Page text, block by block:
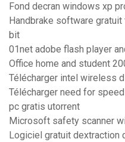
Fond decran windows xp
Handbrake software
bit
01net adobe flash player
Office home and student
Télécharger intel wireless
Télécharger need for
pc gratis utorrent
Microsoft safety scanner
Logiciel gratuit dextraction